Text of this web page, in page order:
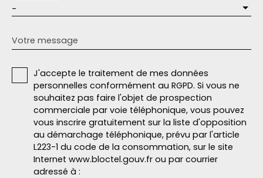
-
Votre message
J'accepte le traitement de mes données
personnelles conformément au RGPD. Si vous ne
souhaitez pas faire l'objet de prospection
commerciale par voie téléphonique, vous pouvez
vous inscrire gratuitement sur la liste d'opposition
au démarchage téléphonique, prévu par l'article
L223-1 du code de la consommation, sur le site
Internet www.bloctel.gouv.fr ou par courrier
adressé à :